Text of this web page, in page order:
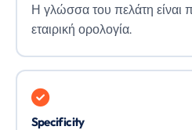
Η γλώσσα του πελάτη είναι
εταιρική ορολογία.
Specificity